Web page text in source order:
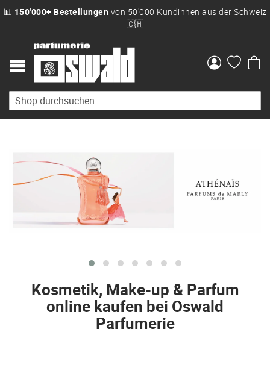
📊 150'000+ Bestellungen von 50'000 Kundinnen aus der Schweiz
🇨🇭
Kosmetik, Make-up & Parfum
online kaufen bei Oswald
Parfumerie